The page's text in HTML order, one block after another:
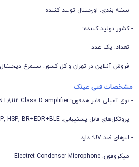
- بسته بندی: اورجینال تولید کننده
- کشور تولید کننده:
- تعداد: یک عدد
- فروش آنلاین در تهران و کل کشور: سیمرغ دیجیتال
مشخصات فنی عینک
- نوع آمپلی‌ فایر هدفون: ANT8112 Class D amplifier
- پروتکل‌های قابل پشتیبانی: HFP, A2DP, AVRCP, HSP, BR+EDR+BLE
- لنزهای ضد UV: دارد
- میکروفون: Electret Condenser Microphone